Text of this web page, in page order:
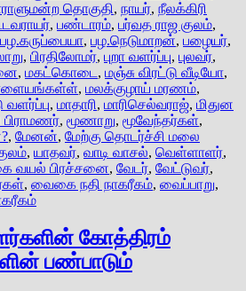
தொகுதி, நாயர், நீலக்கிரி
, பண்டாரம், பர்வத ராஜ குலம்,
பழ.கருப்பையா, பழ.நெடுமாறன், பழையர்,
, பிரதிலோமர், புறா வளர்ப்பு, புலவர்,
, மகட்கொடை , மஞ்சு விரட்டு வீடியோ,
, மலக்குழாய் மரணம்,
வளர்ப்பு, மாதாரி, மாரிசெல்வராஜ், மிதுன
, மூணாறு, மூவேந்தர்கள்,
, மேனன், மேற்கு தொடர்ச்சி மலை
, யாதவர், வாடி வாசல், வெள்ளாளர்,
வயல் பிரச்சனை, வேடர், வேட்டுவர்,
, வைகை நதி நாகரீகம், வைப்பாறு,
கோத்திரம்
பண்பாடும்